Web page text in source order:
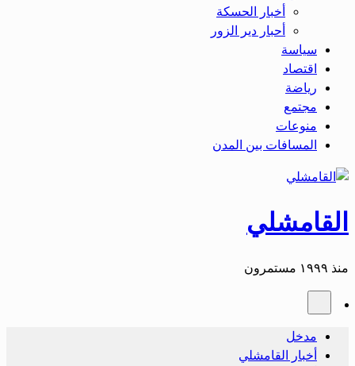
أخبار الحسكة
أحبار دير الزور
سياسة
اقتصاد
رياضة
مجتمع
منوعات
المسافات بين المدن
القامشلي
منذ ١٩٩٩ مستمرون
مدخل
أخبار القامشلي